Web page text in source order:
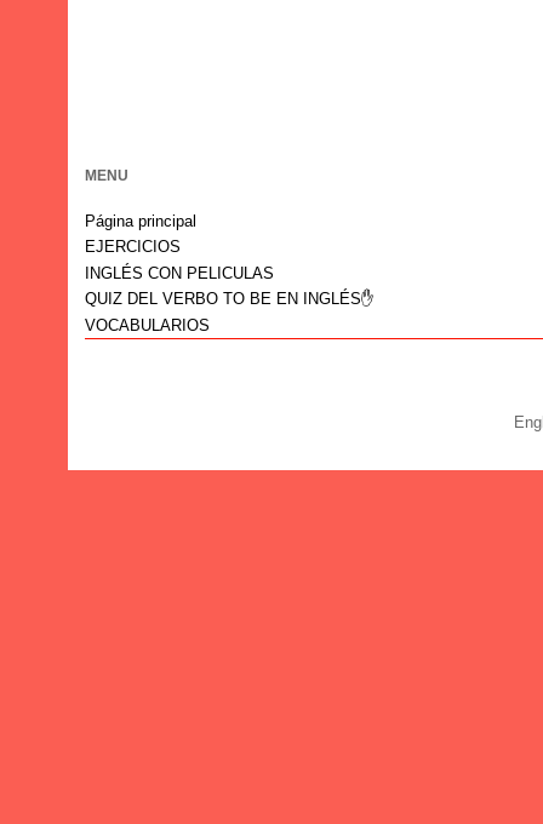
MENU
Página principal
EJERCICIOS
INGLÉS CON PELICULAS
QUIZ DEL VERBO TO BE EN INGLÉS✋
VOCABULARIOS